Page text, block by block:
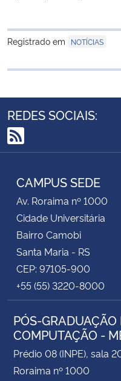
Planalto
Registrado em NOTÍCIAS
REDES SOCIAIS:
RSS
CAMPUS SEDE
Av. Roraima nº 1000
Cidade Universitária
Bairro Camobi
Santa Maria - RS
CEP: 97105-900
+55 (55) 3220-8000
PÓS-
COMPUTAÇÃO -
Prédio 08 (INPE), sala
Roraima nº 1000